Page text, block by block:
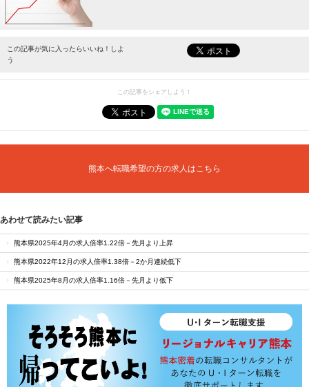
最新情報をお届けします。
この記事が気に入ったらいいね！しよ
う
この記事をシェアしよう！
熊本へ転職希望の方の求人はこちら
あわせて読みたい記事
熊本県2025年4月の求人倍率1.22倍－先月より上昇
熊本県2022年12月の求人倍率1.38倍－2か月連続低下
熊本県2025年8月の求人倍率1.16倍－先月より低下